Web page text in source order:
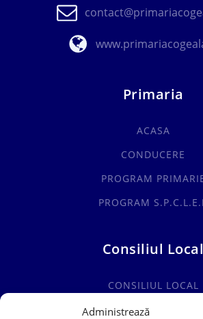
Administrează
Primaria
ACASA
CONDUCERE
PROGRAM
PROGRAM
Consiliul Local
CONSILIUL LOCAL
COMISII SPECIALITATE